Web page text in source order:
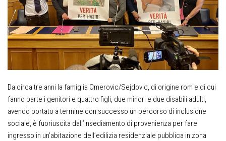
Da circa tre anni la famiglia Omerovic/Sejdovic, di origine rom e di cui
fanno parte i genitori e quattro figli, due minori e due disabili adulti,
avendo portato a termine con successo un percorso di inclusione
sociale, è fuoriuscita dall’insediamento di provenienza per fare
ingresso in un’abitazione dell’edilizia residenziale pubblica in zona